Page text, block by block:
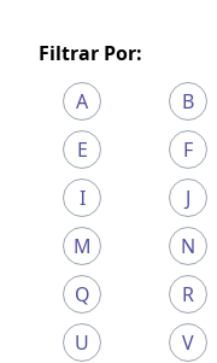
Filtrar Por:
A
B
E
F
I
J
M
N
Q
R
U
V